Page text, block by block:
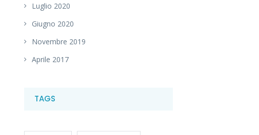
Luglio 2020
Giugno 2020
Novembre 2019
Aprile 2017
TAGS